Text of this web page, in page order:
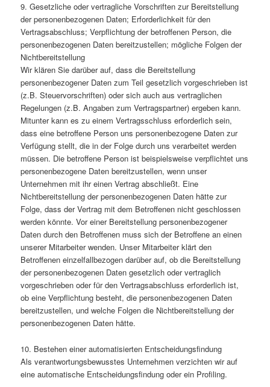
9. Gesetzliche oder vertragliche Vorschriften zur Bereitstellung
der personenbezogenen Daten; Erforderlichkeit für den
Vertragsabschluss; Verpflichtung der betroffenen Person, die
personenbezogenen Daten bereitzustellen; mögliche Folgen der
Nichtbereitstellung
Wir klären Sie darüber auf, dass die Bereitstellung
personenbezogener Daten zum Teil gesetzlich vorgeschrieben ist
(z.B. Steuervorschriften) oder sich auch aus vertraglichen
Regelungen (z.B. Angaben zum Vertragspartner) ergeben kann.
Mitunter kann es zu einem Vertragsschluss erforderlich sein,
dass eine betroffene Person uns personenbezogene Daten zur
Verfügung stellt, die in der Folge durch uns verarbeitet werden
müssen. Die betroffene Person ist beispielsweise verpflichtet uns
personenbezogene Daten bereitzustellen, wenn unser
Unternehmen mit ihr einen Vertrag abschließt. Eine
Nichtbereitstellung der personenbezogenen Daten hätte zur
Folge, dass der Vertrag mit dem Betroffenen nicht geschlossen
werden könnte. Vor einer Bereitstellung personenbezogener
Daten durch den Betroffenen muss sich der Betroffene an einen
unserer Mitarbeiter wenden. Unser Mitarbeiter klärt den
Betroffenen einzelfallbezogen darüber auf, ob die Bereitstellung
der personenbezogenen Daten gesetzlich oder vertraglich
vorgeschrieben oder für den Vertragsabschluss erforderlich ist,
ob eine Verpflichtung besteht, die personenbezogenen Daten
bereitzustellen, und welche Folgen die Nichtbereitstellung der
personenbezogenen Daten hätte.
10. Bestehen einer automatisierten Entscheidungsfindung
Als verantwortungsbewusstes Unternehmen verzichten wir auf
eine automatische Entscheidungsfindung oder ein Profiling.